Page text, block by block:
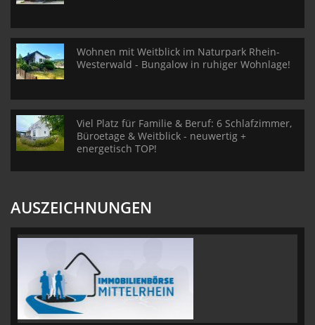
Wohnen mit Weitblick im Naturpark Rhein-
Westerwald - Bungalow in ruhiger Wohnlage!
Viel Platz für Familie & Beruf: 6 Schlafzimmer,
Büroetage & Weitblick - neuwertig +
energetisch TOP!
AUSZEICHNUNGEN